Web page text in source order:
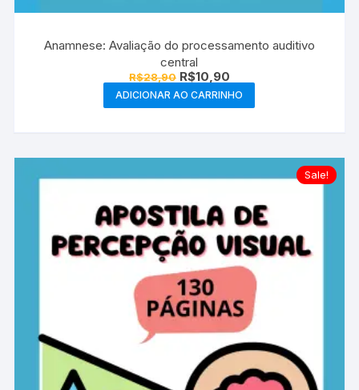
Anamnese: Avaliação do processamento auditivo
central
R$28,90 O
preço
original
era:
R$10,90O
preço
atual
é:
ADICIONAR AO CARRINHO
Sale!